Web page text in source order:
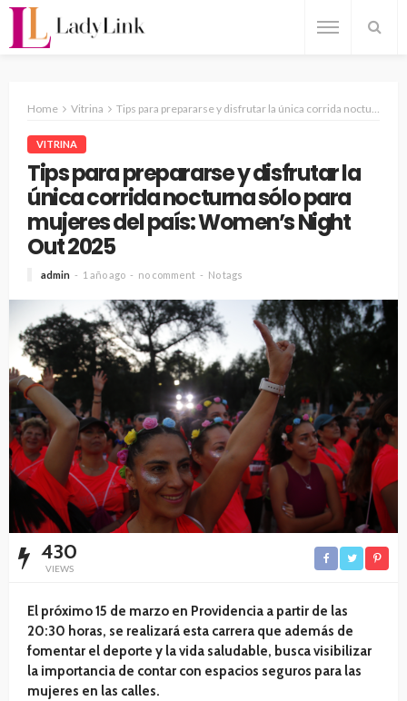
Home Vitrina Tips para prepararse y disfrutar la única corrida nocturna sólo para mujeres del país: Women’s Night Out 2025
VITRINA
Tips para prepararse y disfrutar la
única corrida nocturna sólo para
mujeres del país: Women’s Night
Out 2025
admin 1 año ago no comment No tags
430
VIEWS
El próximo 15 de marzo en Providencia a partir de las
20:30 horas, se realizará esta carrera que además de
fomentar el deporte y la vida saludable, busca visibilizar
la importancia de contar con espacios seguros para las
mujeres en las calles.